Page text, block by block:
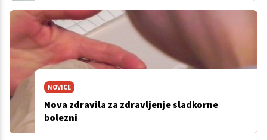
NOVICE
Nova zdravila za zdravljenje sladkorne
bolezni